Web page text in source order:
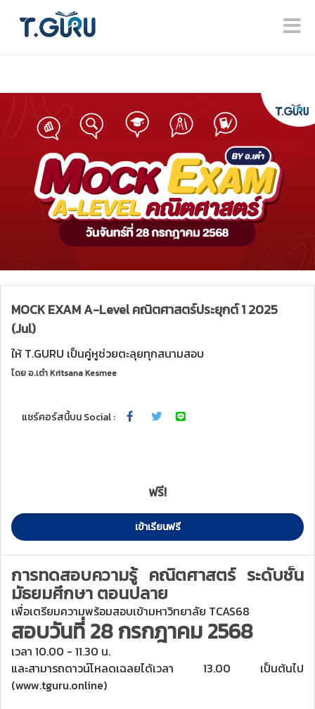
MOCK EXAM A-Level คณิตศาสตร์ประยุกต์ 1 2025
(Jul)
ให้ T.GURU เป็นคู่หูช่วยตะลุยทุกสนามสอบ
โดยอ.เต๋า Kritsana Kesmee
แชร์คอร์สนี้บน Social :
ฟรี!
เข้าเรียนฟรี
การทดสอบความรู้ คณิตศาสตร์ระดับชั้น
มัธยมศึกษา ตอนปลาย
เพื่อเตรียมความพร้อมสอบเข้ามหาวิทยาลัย TCAS68
สอบวันที่ 28 กรกฎาคม 2568
เวลา 10.00 - 11.30 น.
และสามารถดาวน์โหลดเฉลยได้เวลา 13.00 เป็นต้นไป
(www.tguru.online)